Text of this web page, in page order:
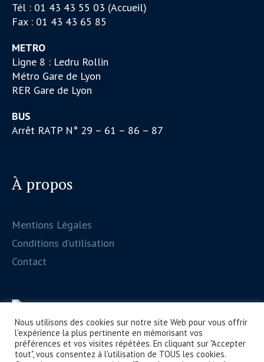
Tél : 01 43 43 55 03 (Accueil)
Fax : 01 43 43 65 85
METRO
Ligne 8 : Ledru Rollin
Métro Gare de Lyon
RER Gare de Lyon
BUS
Arrêt RATP N° 29 – 61 – 86 – 87
À propos
Mentions Légales
Conditions d’utilisation
Contact
Nous utilisons des cookies sur notre site Web pour vous offrir
l'expérience la plus pertinente en mémorisant vos
préférences et vos visites répétées. En cliquant sur "Accepter
tout", vous consentez à l'utilisation de TOUS les cookies.